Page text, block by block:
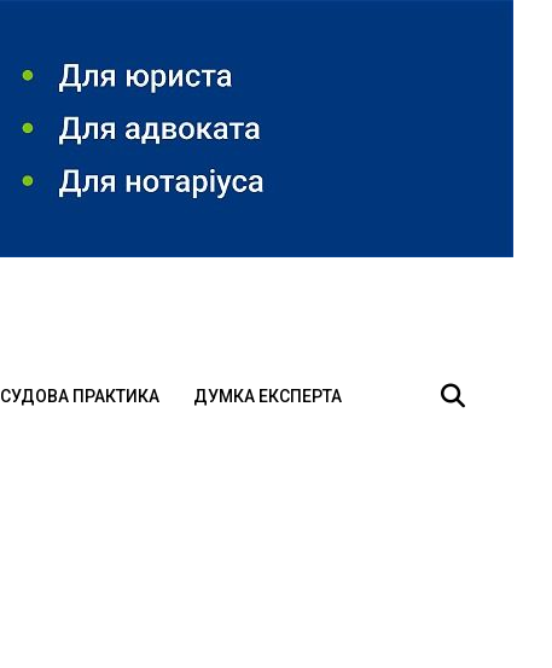
СУДОВА ПРАКТИКА ДУМКА ЕКСПЕРТА